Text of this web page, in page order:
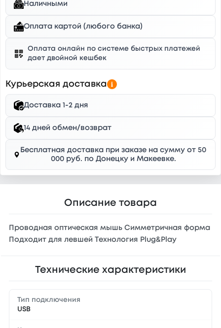
Наличными
Оплата картой (любого банка)
Оплата онлайн по системе быстрых платежей
дает двойной кешбек
Курьерская доставка
Доставка 1-2 дня
14 дней обмен/возврат
Бесплатная доставка при заказе на сумму от 50
000 руб. по Донецку и Макеевке.
Описание товара
Проводная оптическая мышь Симметричная форма
Подходит для левшей Технология Plug&Play
Технические характеристики
Тип подключения
USB